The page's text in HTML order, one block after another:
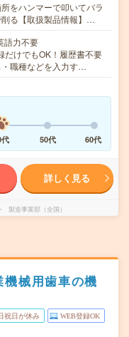
をハンマーで叩いてバラ
る【取扱製品情報】…
語力不要
けでもOK！履歴書不要
職種などを入力す…
50代 60代
詳しく見る
製造事業部（全国）
機械用歯車の機
祝日が休み WEB登録OK